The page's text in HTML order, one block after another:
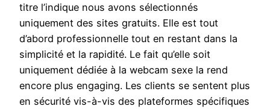
titre l’indique nous avons sélectionnés
uniquement des sites gratuits. Elle est tout
d’abord professionnelle tout en restant dans la
simplicité et la rapidité. Le fait qu’elle soit
uniquement dédiée à la webcam sexe la rend
encore plus engaging. Les clients se sentent plus
en sécurité vis-à-vis des plateformes spécifiques